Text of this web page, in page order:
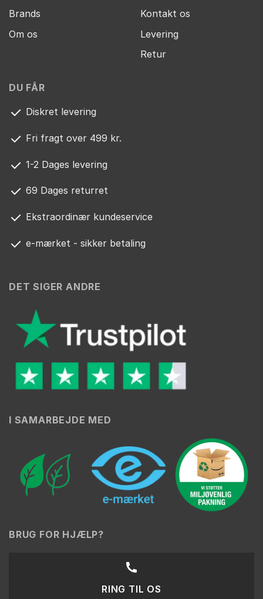
Brands
Om os
Kontakt os
Levering
Retur
DU FÅR
Diskret levering
Fri fragt over 499 kr.
1-2 Dages levering
69 Dages returret
Ekstraordinær kundeservice
e-mærket - sikker betaling
DET SIGER ANDRE
I SAMARBEJDE MED
BRUG FOR HJÆLP?
RING TIL OS